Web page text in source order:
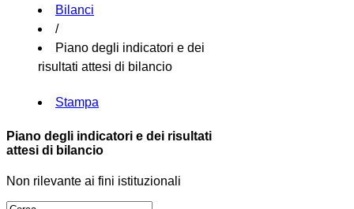
Bilanci
/
Piano degli indicatori e dei
risultati attesi di bilancio
Stampa
Piano degli indicatori e dei risultati
attesi di bilancio
Non rilevante ai fini istituzionali